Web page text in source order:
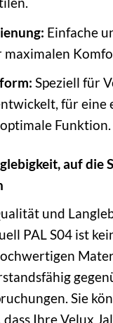
Einfache
maximalen
Speziell für
für eine
Funktion.
auf die
und
PAL S04 ist
Sie
Ihre Velux